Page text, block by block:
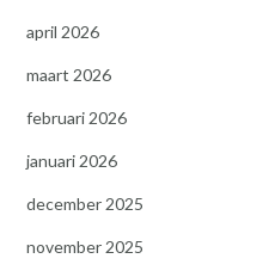
april 2026
maart 2026
februari 2026
januari 2026
december 2025
november 2025